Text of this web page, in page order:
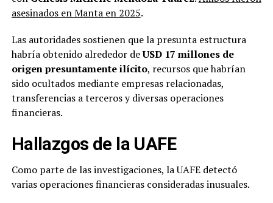
asesinados en Manta en 2025.
Las autoridades sostienen que la presunta estructura
habría obtenido alrededor deUSD 17 millones de
origen presuntamente ilícito, recursos que habrían
sido ocultados mediante empresas relacionadas,
transferencias a terceros y diversas operaciones
financieras.
Hallazgos de la UAFE
Como parte de las investigaciones, la UAFE detectó
varias operaciones financieras consideradas inusuales.